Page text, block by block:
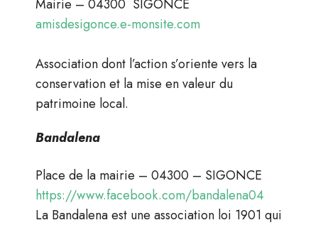
Mairie – 04300 SIGONCE
amisdesigonce.e-monsite.com
Association dont l’action s’oriente vers la
conservation et la mise en valeur du
patrimoine local.
Bandalena
Place de la mairie – 04300 – SIGONCE
https://www.facebook.com/bandalena04
La Bandalena est une association loi 1901 qui